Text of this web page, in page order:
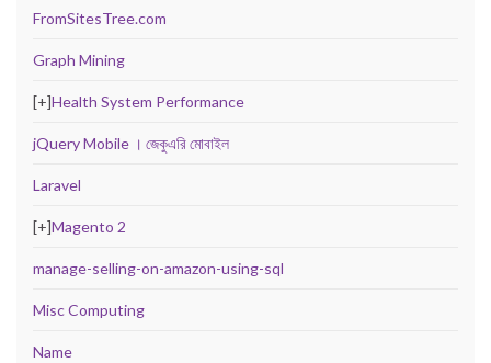
FromSitesTree.com
Graph Mining
[+]Health System Performance
jQuery Mobile । জেকুএরি মোবাইল
Laravel
[+]Magento 2
manage-selling-on-amazon-using-sql
Misc Computing
Name